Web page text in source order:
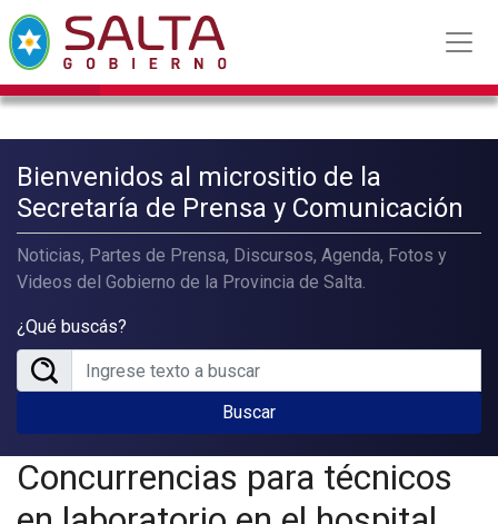
Bienvenidos al micrositio de la
Secretaría de Prensa y Comunicación
Noticias, Partes de Prensa, Discursos, Agenda, Fotos y
Videos del Gobierno de la Provincia de Salta.
¿Qué buscás?
Buscar
Concurrencias para técnicos